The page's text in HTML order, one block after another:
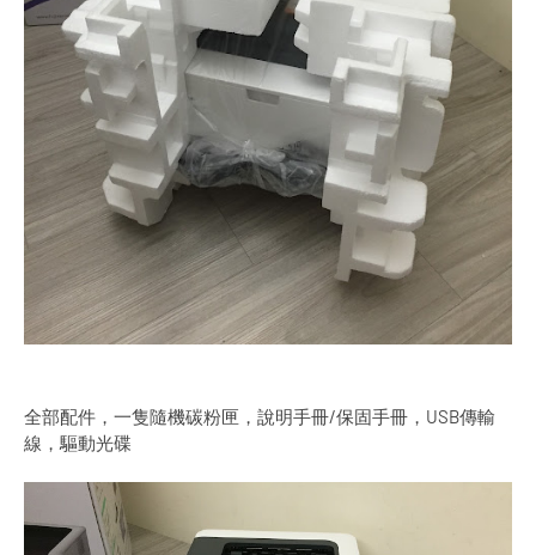
全部配件，一隻隨機碳粉匣，說明手冊/保固手冊，USB傳輸
線，驅動光碟